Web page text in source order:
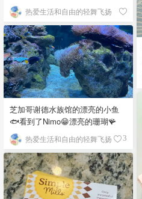
热爱生活和自由的轻舞飞扬
芝加哥谢德水族馆的漂亮的小鱼
🐟看到了Nimo😁漂亮的珊瑚🪸
热爱生活和自由的轻舞飞扬 3